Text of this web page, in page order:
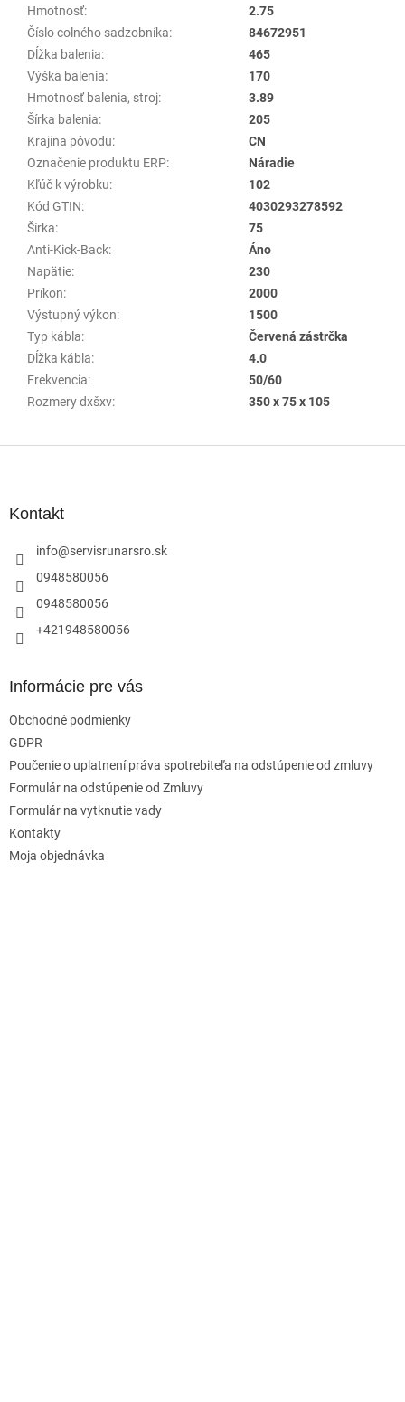
Hmotnosť:
2.75
Číslo colného sadzobníka:
84672951
Dĺžka balenia:
465
Výška balenia:
170
Hmotnosť balenia, stroj:
3.89
Šírka balenia:
205
Krajina pôvodu:
CN
Označenie produktu ERP:
Náradie
Kľúč k výrobku:
102
Kód GTIN:
4030293278592
Šírka:
75
Anti-Kick-Back:
Áno
Napätie:
230
Príkon:
2000
Výstupný výkon:
1500
Typ kábla:
Červená zástrčka
Dĺžka kábla:
4.0
Frekvencia:
50/60
Rozmery dxšxv: 350 x 75 x 105
Kontakt
info@servisrunarsro.sk
0948580056
0948580056
+421948580056
Informácie pre vás
Obchodné podmienky
GDPR
Poučenie o uplatnení práva spotrebiteľa na odstúpenie od zmluvy
Formulár na odstúpenie od Zmluvy
Formulár na vytknutie vady
Kontakty
Moja objednávka